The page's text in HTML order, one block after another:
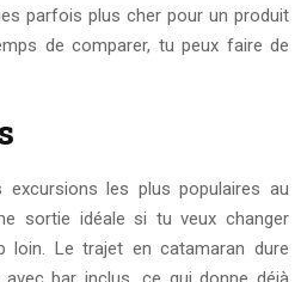
parfois plus cher pour un produit
de comparer, tu peux faire de
les plus populaires au
sortie idéale si tu veux changer
loin. Le trajet en catamaran dure